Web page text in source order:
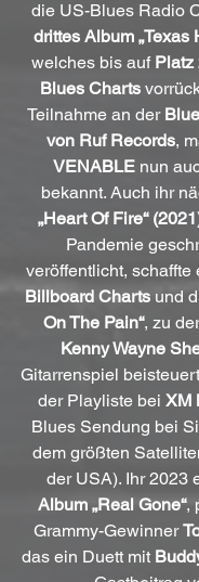
die US-Blues Radio
drittes Album „Texas
welches bis auf Platz
Blues Charts
Teilnahme an der
von Ruf Records,
VENABLE nun
bekannt. Auch ihr
„Heart Of Fire“
Pandemie
veröffentlicht,
Billboard Charts und
On The Pain“, zu
Kenny Wayne
Gitarrenspiel
der Playliste bei XM
Blues Sendung bei
dem größten
der USA). Ihr 2023
Album „Real Gone“,
Grammy-Gewinner
das ein Duett mit